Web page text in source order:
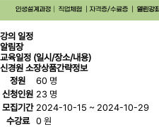
강의 일정
알림장
교육일정 (일시/장소/내용)
신경원 소장상품간략정보
정원
60 명
신청인원 23 명
모집기간 2024-10-15 ~ 2024-10-29
수강료
0 원